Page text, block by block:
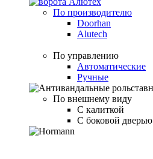
По производителю
Doorhan
Alutech
По управлению
Автоматические
Ручные
По внешнему виду
С калиткой
С боковой дверью